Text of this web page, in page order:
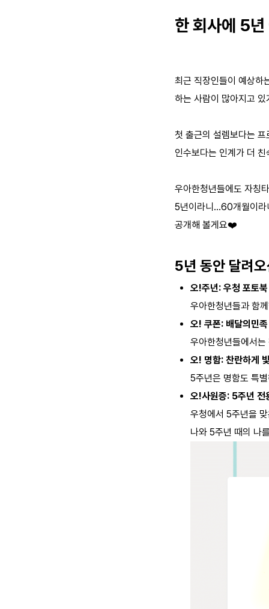
한 회사에 5
최근 직장인들이 예상하
하는 사람이 많아지고 있
첫 출근의 설렘보다는 프
인수보다는 인계가 더
우아한청년들에도 자칭
5년이라니…60개월이라
공개해 볼게요❤️
5년 동안 달려
오!주년: 우청 포토북
우아한청년들과 함
오! 쿠폰: 배달의민
우아한청년들에서
오! 명함: 찬란하게
5주년은 명함도 특
오!사원증: 5주년 전
우청에서 5주년을
나와 5주년 때의 나